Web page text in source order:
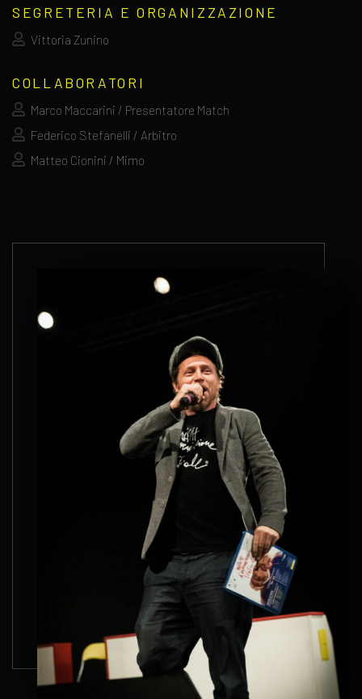
SEGRETERIA E ORGANIZZAZIONE
Vittoria Zunino
COLLABORATORI
Marco Maccarini / Presentatore Match
Federico Stefanelli / Arbitro
Matteo Cionini / Mimo